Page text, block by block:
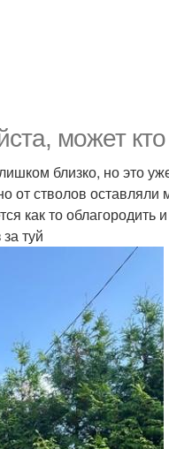
может
близко, но это
от стволов оставляли
как то облагородить и
туй